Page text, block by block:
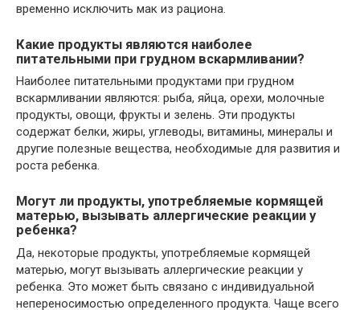
временно исключить мак из рациона.
Какие продукты являются наиболее
питательными при грудном вскармливании?
Наиболее питательными продуктами при грудном
вскармливании являются: рыба, яйца, орехи, молочные
продукты, овощи, фрукты и зелень. Эти продукты
содержат белки, жиры, углеводы, витамины, минералы и
другие полезные вещества, необходимые для развития и
роста ребенка.
Могут ли продукты, употребляемые кормящей
матерью, вызывать аллергические реакции у
ребенка?
Да, некоторые продукты, употребляемые кормящей
матерью, могут вызывать аллергические реакции у
ребенка. Это может быть связано с индивидуальной
непереносимостью определенного продукта. Чаще всего